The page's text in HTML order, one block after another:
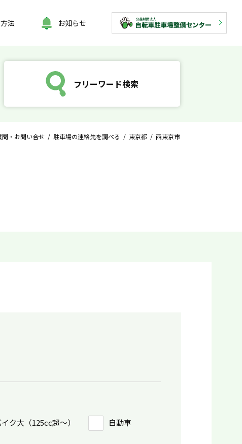
法 お知らせ
フリーワード検索
問・お問い合せ / 駐車場の連絡先を調べる / 東京都 / 西東京市
ク大（125cc超〜） 自動車